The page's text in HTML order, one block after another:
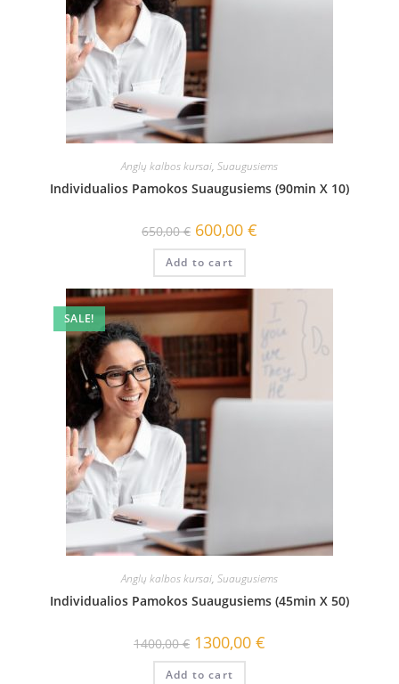
Anglų kalbos kursai, Suaugusiems
Individualios Pamokos Suaugusiems (90min X 10)
650,00€ 600,00 €
Add to cart
SALE!
Anglų kalbos kursai, Suaugusiems
Individualios Pamokos Suaugusiems (45min X 50)
1400,00€ 1300,00 €
Add to cart